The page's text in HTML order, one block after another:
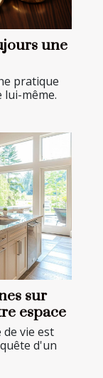
une
pratique
lui-même.
sur
espace
vie est
d'un